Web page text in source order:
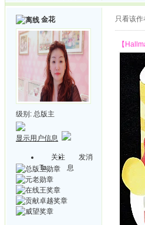
金花
级别: 总版主
显示用户信息
关注
Ta
发消
息
只看该作
【